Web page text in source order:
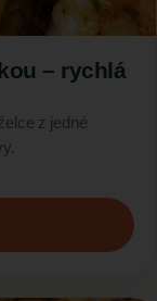
– rychlá
z jedné